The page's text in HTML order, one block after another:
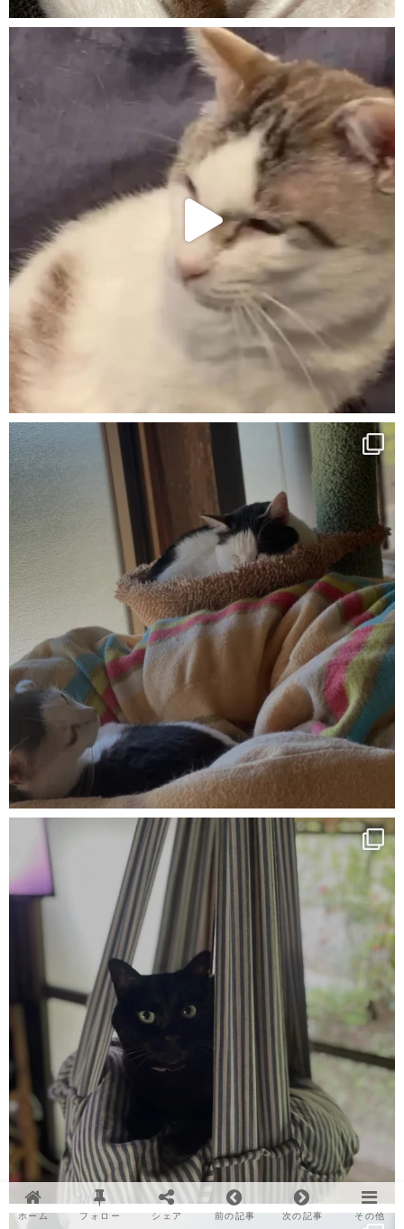
ホーム フォロー シェア 前の記事 次の記事 その他